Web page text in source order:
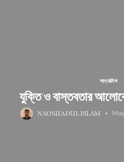
আধ্যাত্মিক
যুক্তি ও বাস্তবতার
NAOSHADUL ISLAM